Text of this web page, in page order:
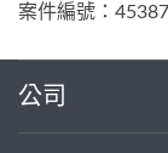
案件編號：
公司